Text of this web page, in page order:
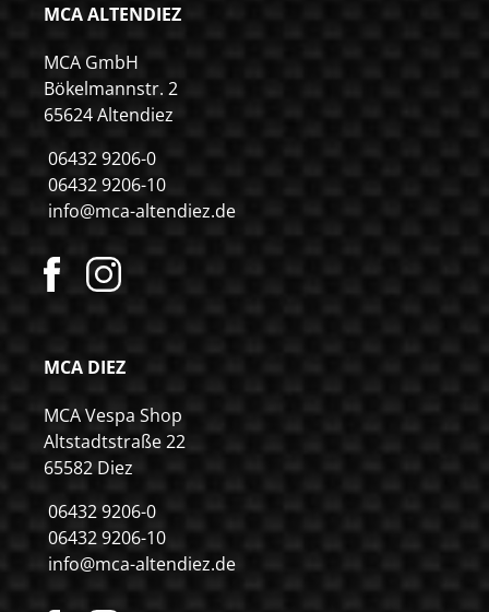
MCA ALTENDIEZ
MCA GmbH
Bökelmannstr. 2
65624 Altendiez
06432 9206-0
06432 9206-10
info@mca-altendiez.de
MCA DIEZ
MCA Vespa Shop
Altstadtstraße 22
65582 Diez
06432 9206-0
06432 9206-10
info@mca-altendiez.de